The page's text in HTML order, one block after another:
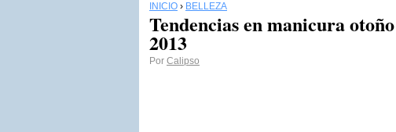
INICIO › BELLEZA
Tendencias en manicura
2013
Por Calipso